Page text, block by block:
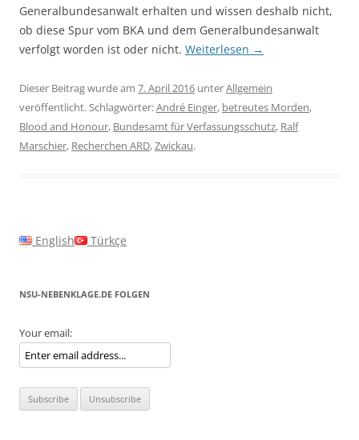
Generalbundesanwalt erhalten und wissen deshalb nicht,
ob diese Spur vom BKA und dem Generalbundesanwalt
verfolgt worden ist oder nicht. Weiterlesen →
Dieser Beitrag wurde am 7. April 2016 unterAllgemein
veröffentlicht. Schlagwörter:André Einger, betreutes Morden,
Blood and Honour, Bundesamt für Verfassungsschutz, Ralf
Marschier, Recherchen ARD,Zwickau.
English Türkçe
NSU-NEBENKLAGE.DE FOLGEN
Your email: